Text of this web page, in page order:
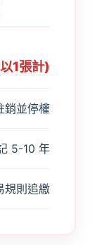
1張計)
銷並停權
5-10 年
規則追繳